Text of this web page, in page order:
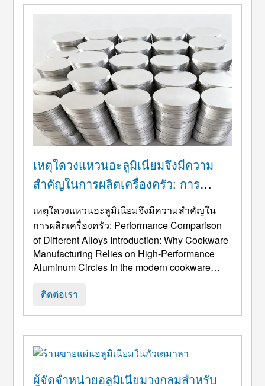
อะลูมิเนียมเกรดต่ำ, มี ...
เหตุใดวงแหวนอะลูมิเนียมจึงมีความ
สำคัญในการผลิตเครื่องครัว: การ
เปรียบเทียบประสิทธิภาพของโลหะผสม
ชนิดต่างๆ
เหตุใดวงแหวนอะลูมิเนียมจึงมีความสำคัญใน
การผลิตเครื่องครัว: Performance Comparison
of Different Alloys Introduction:Why Cookware
Manufacturing Relies on High-Performance
Aluminum Circles In the modern cookware
สำคัญที่สุดอย่างหนึ่งสำหรับกระทะ, กระทะจีน,
การรวมกันของม ...
ติดต่อเรา
ผู้จัดจำหน่ายอลูมิเนียมวงกลมสำหรับ